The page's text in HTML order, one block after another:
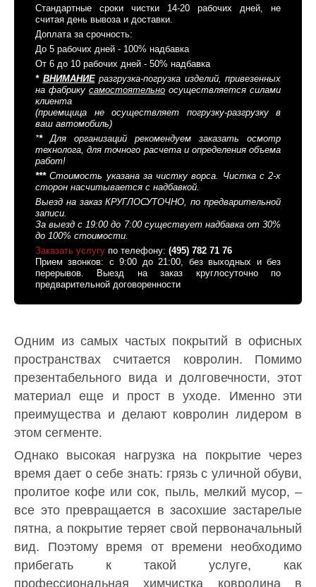
Стандартные сроки чистки 14-20 рабочих дней, не
считая день вывоза и доставки.
Доплата за срочность:
До 5 рабочих дней - 100% надбавка
От 6 до 10 рабочих дней - 50% надбавка
* ВНИМАНИЕразгрузка-погрузка изделий, привезенных
на фабрику самостоятельно осуществляется силами
клиента
(приемщица не осуществляет погрузку-разгрузку в
ваш автомобиль)
**Для организаций рекомендуем заказать осмотр
технолога, для точного расчета и определения объема
работ!
***Стоимость указана за чистку ворса. Чистка с 2-х
сторон насчитывается с надбавкой.
Выезд на заказ КРУГЛОСУТОЧНО, по предварительной
записи.
За выезд с 19:00 до 7:00 существует надбавка от 30%
до 100% стоимости.
Заказать услугу по телефону: (495) 782 71 76
Прием звонков: с 9:00 до 21:00, без выходных и без
перерывов. Выезд на заказ круглосуточно по
предварительной договоренности
Одним из самых частых покрытий в офисных
пространствах считается ковролин. Помимо
презентабельного вида и долговечности, этот
материал еще и прост в уходе. Именно эти
преимущества и делают ковролин лидером в
этом сегменте.
Однако высокая нагрузка на покрытие через
время дает о себе знать: грязь с уличной обуви,
пролитое кофе или сок, пыль, мелкий мусор, –
все это превращается в засохшие застарелые
пятна, а покрытие теряет свой первоначальный
вид. Поэтому время от времени необходимо
прибегать к такой услуге, как
профессиональная химчистка ковролина в